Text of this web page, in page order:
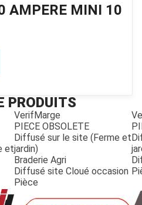
AMPERE MINI 10
PRODUITS
et
VerifMarge
PIECE OBSOLETE
Diffusé sur le site (Ferme et
jardin)
Braderie Agri
Diffusé site Cloué occasion
Pièce